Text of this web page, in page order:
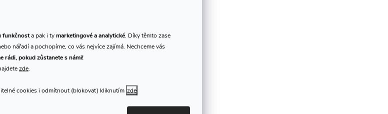
funkčnosta pak i tymarketingové a analytické. Díky těmto zase
nářadí a pochopíme, co vás nejvíce zajímá. Nechceme vás
rádi, pokud zůstanete s námi!
zde.
cookies i odmítnout (blokovat) kliknutím zde